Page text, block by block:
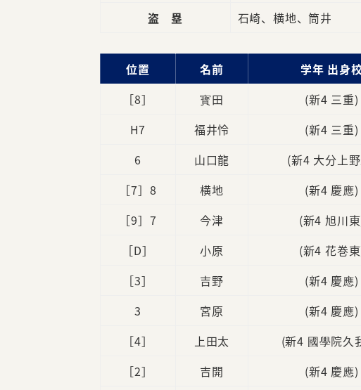
盗 塁
石崎、横地、筒井
位置 名前 学年 出身
［8］
寳田 (新4 三重)
H7
福井怜 (新4 三重)
6
山口龍 (新4 大分上
［7］8
横地 (新4 慶應)
［9］7
今津 (新4 旭川
［D］
小原 (新4 花巻
［3］
吉野 (新4 慶應)
3
宮原 (新4 慶應)
［4］
上田太 (新4 國學院久
［2］
吉開 (新4 慶應)